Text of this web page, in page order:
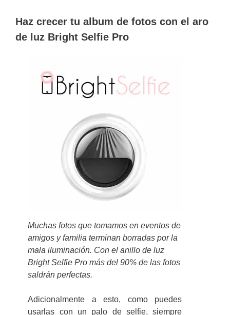
Haz crecer tu album de fotos con el aro
de luz Bright Selfie Pro
Muchas fotos que tomamos en eventos de
amigos y familia terminan borradas por la
mala iluminación. Con el anillo de luz
Bright Selfie Pro más del 90% de las fotos
saldrán perfectas.
Adicionalmente a esto, como puedes
usarlas con un palo de selfie, siempre